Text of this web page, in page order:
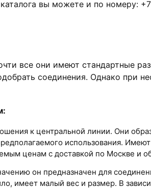
вы можете и по номеру:
все они имеют стандартные
соединения. Однако при
к центральной линии. Они
использования.
ценам с доставкой по Москве и
он предназначен для
имеет малый вес и размер. В